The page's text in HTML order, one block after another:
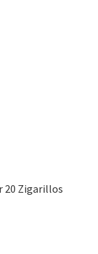
20 Zigarillos